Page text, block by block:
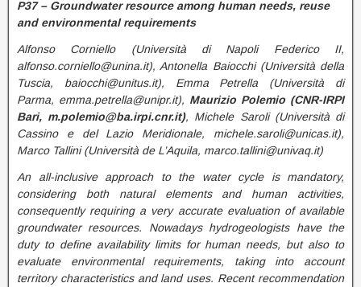
P37 – Groundwater resource among human needs, reuse
and environmental requirements
Alfonso Corniello (Università di Napoli Federico II,
alfonso.corniello@unina.it), Antonella Baiocchi (Università della
Tuscia, baiocchi@unitus.it), Emma Petrella (Università di
Parma, emma.petrella@unipr.it), Maurizio Polemio (CNR-IRPI
Bari, m.polemio@ba.irpi.cnr.it), Michele Saroli (Università di
Cassino e del Lazio Meridionale, michele.saroli@unicas.it),
Marco Tallini (Università de L’Aquila, marco.tallini@univaq.it)
An all-inclusive approach to the water cycle is mandatory,
considering both natural elements and human activities,
consequently requiring a very accurate evaluation of available
groundwater resources. Nowadays hydrogeologists have the
duty to define availability limits for human needs, but also to
evaluate environmental requirements, taking into account
territory characteristics and land uses. Recent recommendation